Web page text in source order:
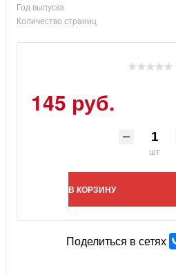
Год выпуска
Количество страниц
145 руб.
шт
В КОРЗИНУ
Поделиться в сетях